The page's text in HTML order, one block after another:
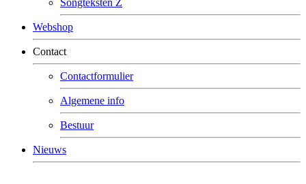
Songteksten Z
Webshop
Contact
Contactformulier
Algemene info
Bestuur
Nieuws